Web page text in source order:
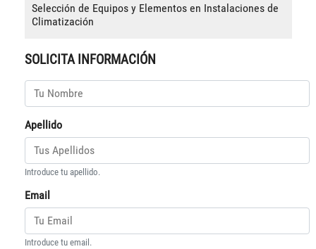
Selección de Equipos y Elementos en Instalaciones de
Climatización
SOLICITA INFORMACIÓN
Apellido
Introduce tu apellido.
Email
Introduce tu email.